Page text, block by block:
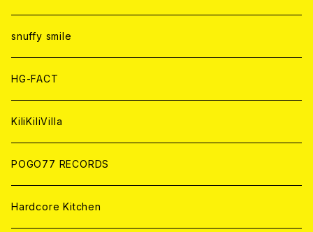
ANALOG
ANALOG
CD
ANALOG
CD
ANALOG
WORLD
CD
ANALOG
snuffy smile
HG-FACT
KiliKiliVilla
POGO77 RECORDS
Hardcore Kitchen